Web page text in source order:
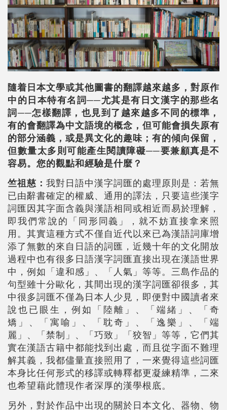
隨着日本文學或其他圖書的翻譯越來越多，對原作
中的日本特有名詞──尤其是有日文漢字的那些名
詞──怎樣翻譯，也見到了越來越多不同的標準，
有的會翻譯為中文語境的概念，但可能會損失原有
的部分涵義，或是異文化的趣味；有的傾向保留，
但數量太多則可能產生閱讀障礙──要兼顧真是不
容易。您的觀點和經驗是什麼？
竺祖慈： 我對日語中漢字詞匯的處理原則是：若無
已由辭書確定的權威、通用的譯法，只要這些漢字
詞匯因其字面含義與漢語相同或相近而易於理解，
即我們常說的「同形同義」，就不妨直接拿來照
用。其實這種方式不僅自近代以來已為漢語詞庫增
添了無數的來自日語的詞匯，近幾十年的文化開放
過程中也有很多日語漢字詞匯直接出現在漢語世界
中，例如「違和感」、「人氣」等等。三島作品的
句型雖十分歐化，其間出現的漢字詞匯卻很多，其
中很多詞匯不僅為日本人少見，即便對中國讀者來
說也已眼生，例如「陸離」、「端緒」、「奇
矯」、「寓喻」、「耽奇」、「逸樂」、「端
麗」、「禁制」、「巧致」「狡智」等等，它們其
實在漢語古籍中都能找到出處，而且從字面不難理
解其義，我都儘量直接照用了，一來覺得這些詞匯
本身比任何形式的移譯或轉釋都更凝練精準，二來
也希望藉此體現作者深厚的漢學根底。
另外，對於作品中出現的關於日本文化、器物、物